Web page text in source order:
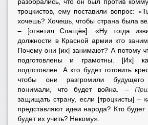
троцкистов, ему поставили вопрос:
хочешь? Хочешь, чтобы страна была
– [ответил Слащёв]. «Ну тогда
должности в Красной армии кто
Почему они [их] занимают? А потому
подготовлены и грамотны. [Их]
подготовлен. А кто будет готовить
чтобы они разгромили
понимали, что будет война. –
защищать страну, если [троцкисты] –
представляют идеи народа? Кто
будет их учить? Некому».